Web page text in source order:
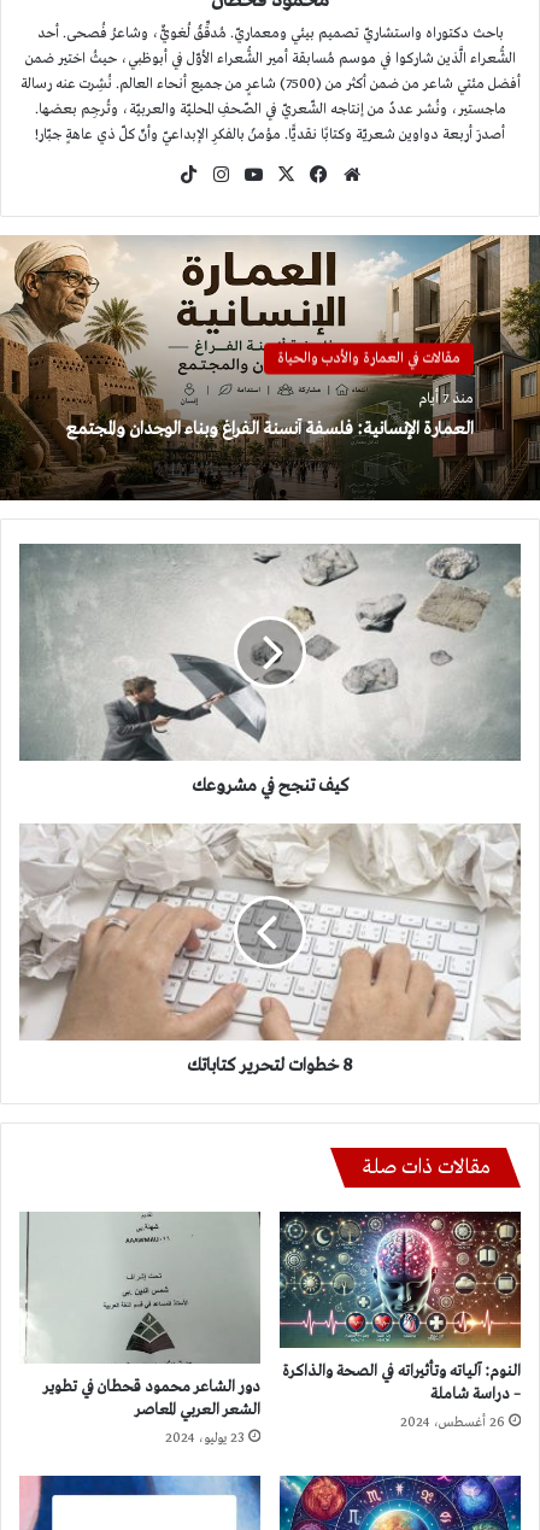
باحث دكتوراه واستشاريّ تصميم بيئي ومعماريّ. مُدقِّقٌ لُغويٌّ، وشاعرُ فُصحى. أحد
الشُّعراء الَّذين شاركوا في موسم مُسابقة أمير الشُّعراء الأوّل في أبوظبي، حيثُ اختير ضمن
أفضل مئتي شاعر من ضمن أكثر من (7500) شاعرٍ من جميع أنحاء العالم. نُشِرت عنه رسالة
ماجستير، ونُشر عددٌ من إنتاجه الشّعريّ في الصّحفِ المحليّة والعربيّة، وتُرجِم بعضها.
أصدرَ أربعة دواوين شعريّة وكتابًا نقديًّا. مؤمنٌ بالفكرِ الإبداعيّ وأنّ كلّ ذي عاهةٍ جبّار!
موقع
فيسبوك
‫X
‫YouTubeانستقرام
مقالات في العمارة والأدب والحياة
منذ 7 أيام
العمارة الإنسانية: فلسفة أنسنة الفراغ وبناء الوجدان والمجتمع
تنجح
مشروعك
كيف تنجح في مشروعك
8
خطوات
لتحرير
كتاباتك
8 خطوات لتحرير كتاباتك
مقالات ذات صلة
النوم: آلياته وتأثيراته في الصحة والذاكرة
– دراسة شاملة
26 أغسطس، 2024
دور الشاعر محمود قحطان في تطوير
الشعر العربي المعاصر
23 يوليو، 2024